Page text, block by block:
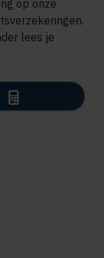
op onze
lees je